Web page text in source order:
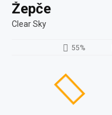
Žepče
Clear Sky
55%